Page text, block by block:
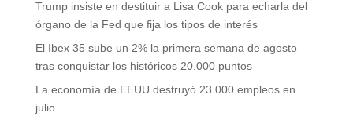
Trump insiste en destituir a Lisa Cook para echarla del
órgano de la Fed que fija los tipos de interés
El Ibex 35 sube un 2% la primera semana de agosto
tras conquistar los históricos 20.000 puntos
La economía de EEUU destruyó 23.000 empleos en
julio